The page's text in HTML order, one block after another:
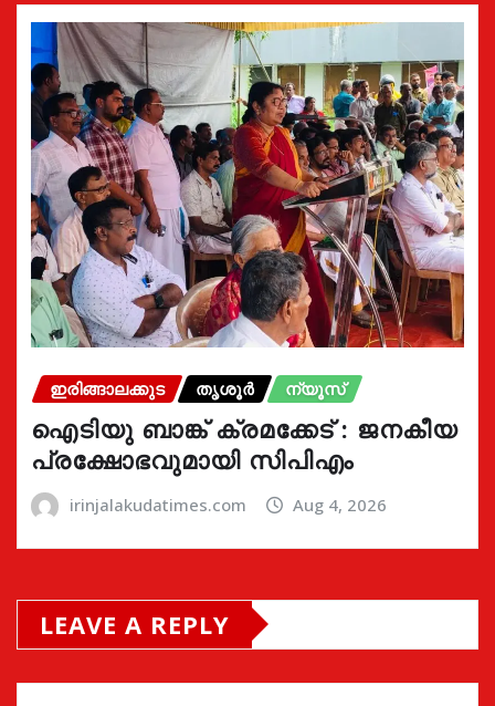
ഇരിങ്ങാലക്കുട തൃശൂർ ന്യൂസ്
ഐടിയു ബാങ്ക് ക്രമക്കേട് : ജനകീയ
പ്രക്ഷോഭവുമായി സിപിഎം
irinjalakudatimes.com Aug 4, 2026
LEAVE A REPLY